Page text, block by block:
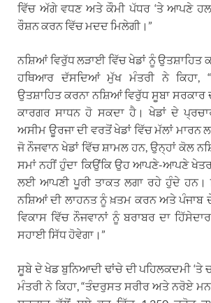
ਵਿੱਚ ਅੱਗੇ ਵਧਣ ਅਤੇ ਕੌਮੀ ਪੱਧਰ ‘ਤੇ ਆਪਣੇ
ਰੌਸ਼ਨ ਕਰਨ ਵਿੱਚ ਮਦਦ ਮਿਲੇਗੀ।”
ਨਸ਼ਿਆਂ ਵਿਰੁੱਧ ਲੜਾਈ ਵਿੱਚ ਖੇਡਾਂ ਨੂੰ ਉਤਸ਼ਾਹਿਤ
ਹਥਿਆਰ ਦੱਸਦਿਆਂ ਮੁੱਖ ਮੰਤਰੀ ਨੇ ਕਿਹਾ,
ਉਤਸ਼ਾਹਿਤ ਕਰਨਾ ਨਸ਼ਿਆਂ ਵਿਰੁੱਧ ਸੂਬਾ ਸਰਕਾਰ
ਕਾਰਗਰ ਸਾਧਨ ਹੋ ਸਕਦਾ ਹੈ। ਖੇਡਾਂ ਦੇ
ਅਸੀਮ ਊਰਜਾ ਦੀ ਵਰਤੋਂ ਖੇਡਾਂ ਵਿੱਚ ਮੱਲਾਂ ਮਾਰਨ
ਜੋ ਨੌਜਵਾਨ ਖੇਡਾਂ ਵਿੱਚ ਸ਼ਾਮਲ ਹਨ, ਉਨ੍ਹਾਂ ਕੋਲ
ਸਮਾਂ ਨਹੀਂ ਹੁੰਦਾ ਕਿਉਂਕਿ ਉਹ ਆਪਣੇ-ਆਪਣੇ
ਲਈ ਆਪਣੀ ਪੂਰੀ ਤਾਕਤ ਲਗਾ ਰਹੇ ਹੁੰਦੇ
ਨਸ਼ਿਆਂ ਦੀ ਲਾਹਨਤ ਨੂੰ ਖ਼ਤਮ ਕਰਨ ਅਤੇ ਪੰਜਾਬ
ਵਿਕਾਸ ਵਿੱਚ ਨੌਜਵਾਨਾਂ ਨੂੰ ਬਰਾਬਰ ਦਾ
ਸਹਾਈ ਸਿੱਧ ਹੋਵੇਗਾ।”
ਸੂਬੇ ਦੇ ਖੇਡ ਬੁਨਿਆਦੀ ਢਾਂਚੇ ਦੀ ਪਹਿਲਕਦਮੀ ‘ਤੇ
ਮੰਤਰੀ ਨੇ ਕਿਹਾ, “ਤੰਦਰੁਸਤ ਸਰੀਰ ਅਤੇ ਨਰੋਏ